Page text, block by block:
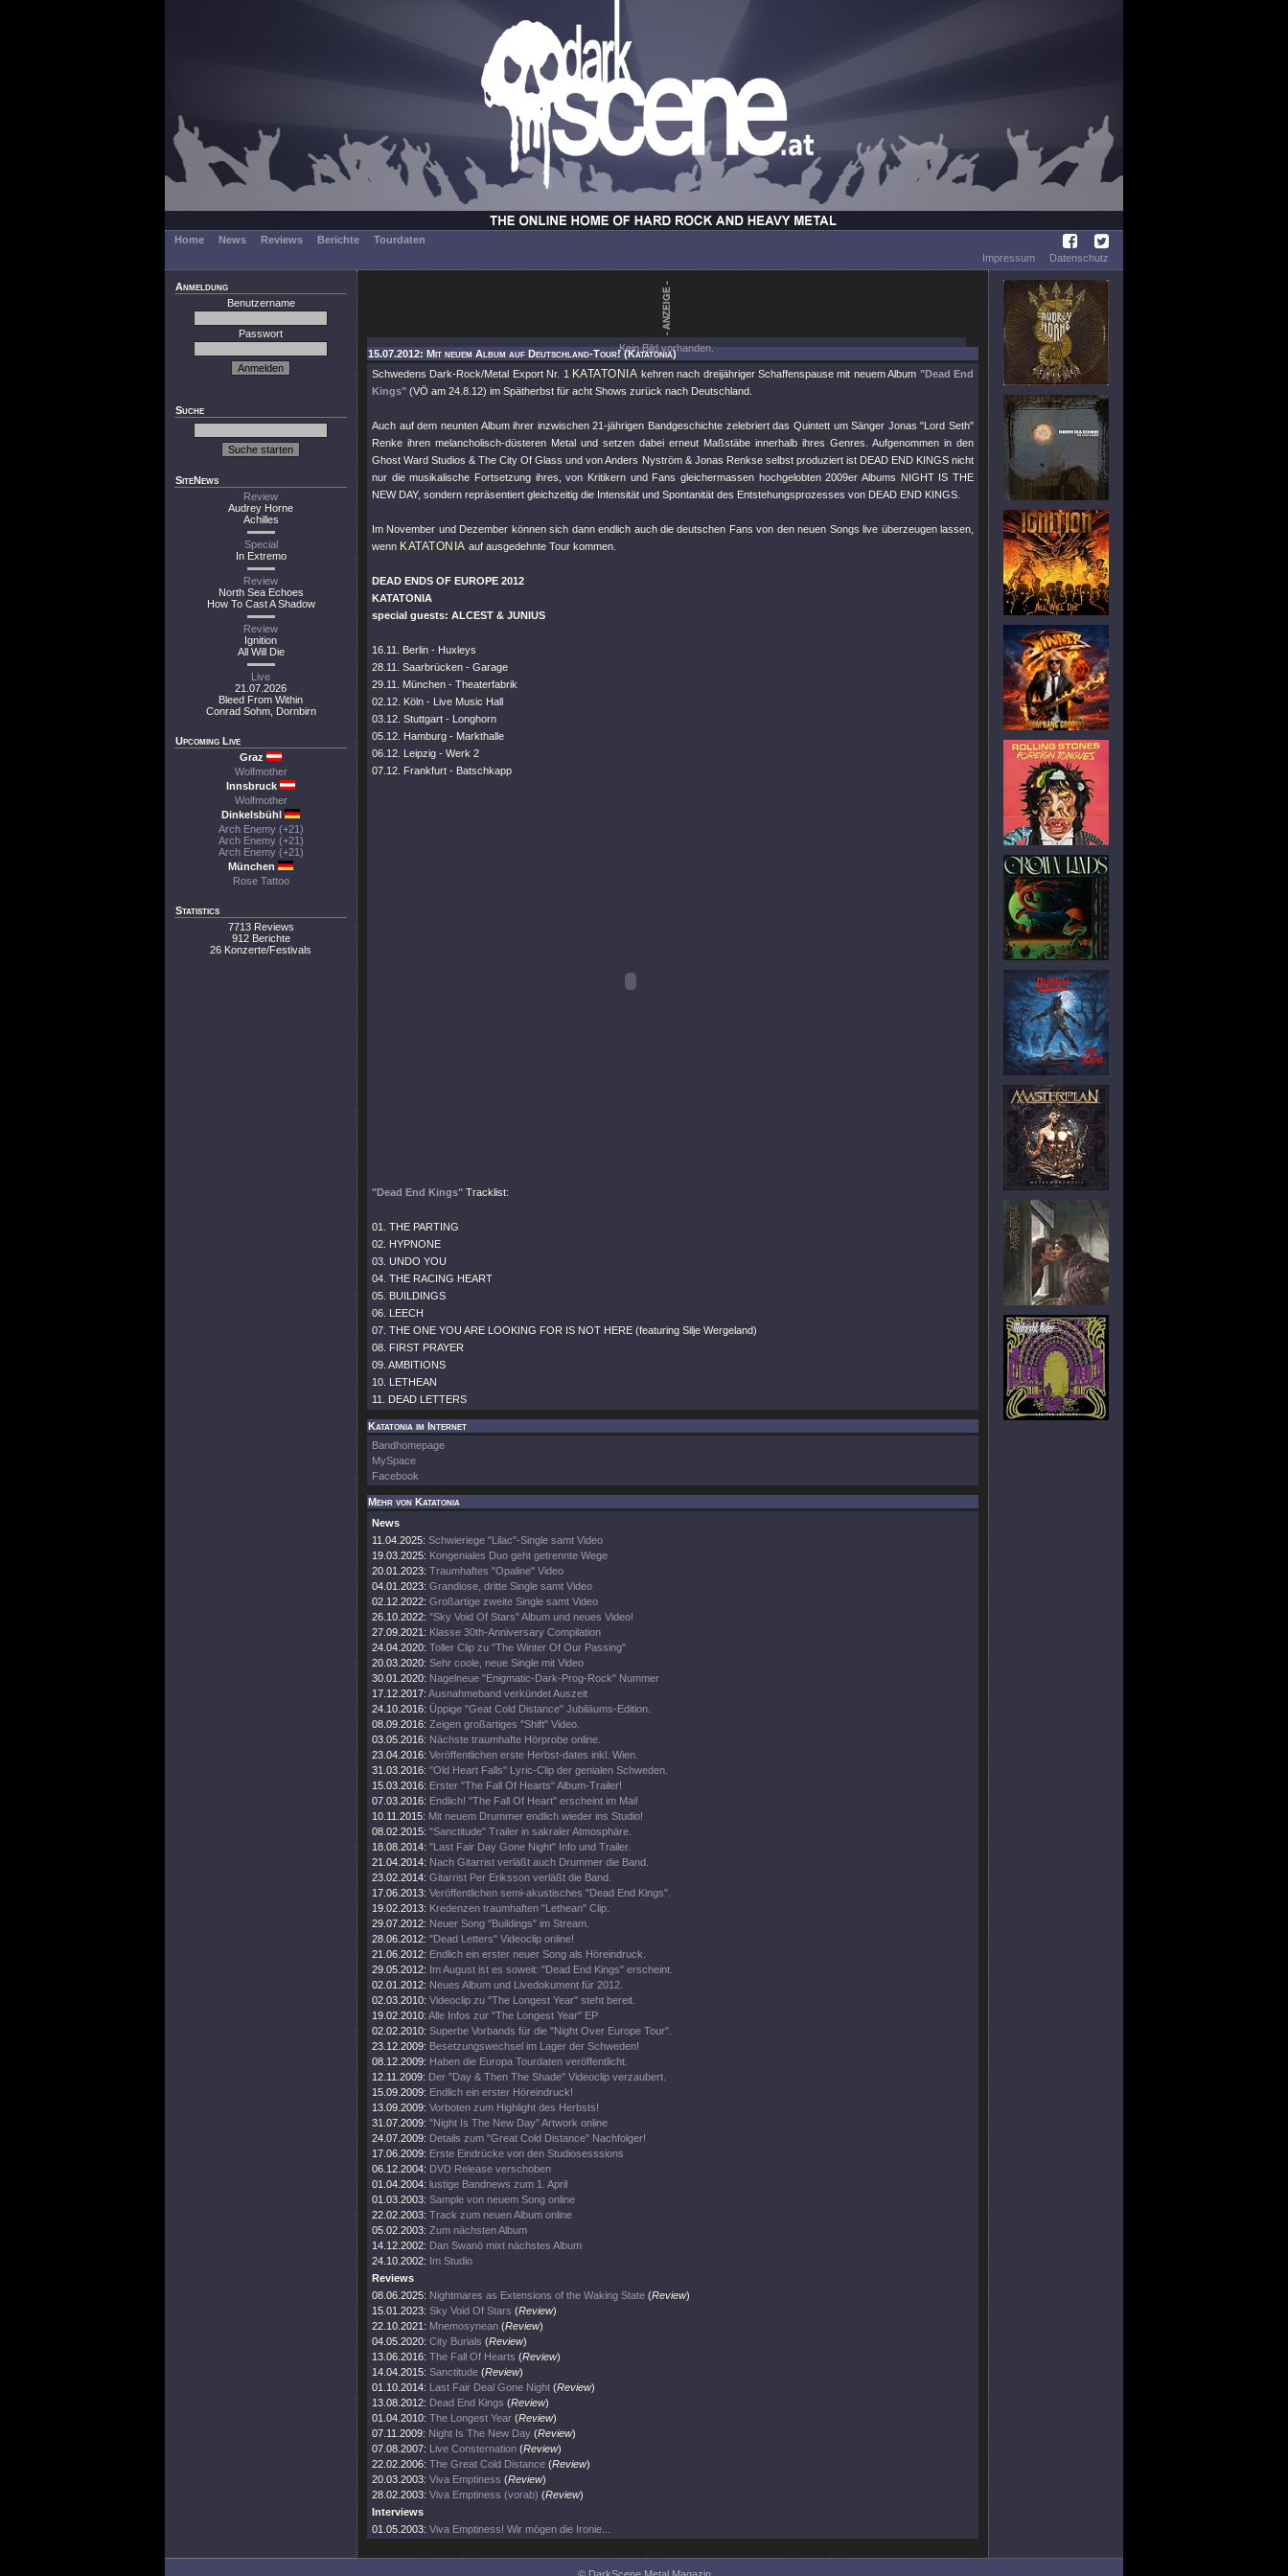
Home News Reviews Berichte
Tourdaten
Impressum
Datenschutz
Anmeldung
Benutzername
Passwort
Suche
SiteNews
Review
Audrey Horne
Achilles
Special
In Extremo
Review
North Sea Echoes
How To Cast A Shadow
Review
Ignition
All Will Die
Live
21.07.2026
Bleed From Within
Conrad Sohm, Dornbirn
Upcoming Live
Graz
Wolfmother
Innsbruck
Wolfmother
Dinkelsbühl
Arch Enemy (+21)
Arch Enemy (+21)
Arch Enemy (+21)
München
Rose Tattoo
Statistics
7713 Reviews
912 Berichte
26 Konzerte/Festivals
Kein Bild vorhanden.
15.07.2012: Mit neuem Album auf Deutschland-Tour! (Katatonia)
Schwedens Dark-Rock/Metal Export Nr. 1 KATATONIA kehren nach dreijähriger Schaffenspause mit neuem Album "Dead End
Kings" (VÖ am 24.8.12) im Spätherbst für acht Shows zurück nach Deutschland.
Auch auf dem neunten Album ihrer inzwischen 21-jährigen Bandgeschichte zelebriert das Quintett um Sänger Jonas "Lord Seth"
Renke ihren melancholisch-düsteren Metal und setzen dabei erneut Maßstäbe innerhalb ihres Genres. Aufgenommen in den
Ghost Ward Studios & The City Of Glass und von Anders Nyström & Jonas Renkse selbst produziert ist DEAD END KINGS nicht
nur die musikalische Fortsetzung ihres, von Kritikern und Fans gleichermassen hochgelobten 2009er Albums NIGHT IS THE
NEW DAY, sondern repräsentiert gleichzeitig die Intensität und Spontanität des Entstehungsprozesses von DEAD END KINGS.
Im November und Dezember können sich dann endlich auch die deutschen Fans von den neuen Songs live überzeugen lassen,
wenn KATATONIA auf ausgedehnte Tour kommen.
DEAD ENDS OF EUROPE 2012
KATATONIA
special guests: ALCEST & JUNIUS
16.11. Berlin - Huxleys
28.11. Saarbrücken - Garage
29.11. München - Theaterfabrik
02.12. Köln - Live Music Hall
03.12. Stuttgart - Longhorn
05.12. Hamburg - Markthalle
06.12. Leipzig - Werk 2
07.12. Frankfurt - Batschkapp
"Dead End Kings" Tracklist:
01. THE PARTING
02. HYPNONE
03. UNDO YOU
04. THE RACING HEART
05. BUILDINGS
06. LEECH
07. THE ONE YOU ARE LOOKING FOR IS NOT HERE (featuring Silje Wergeland)
08. FIRST PRAYER
09. AMBITIONS
10. LETHEAN
11. DEAD LETTERS
Katatonia im Internet
Bandhomepage
MySpace
Facebook
Mehr von Katatonia
News
11.04.2025: Schwieriege "Lilac"-Single samt Video
19.03.2025: Kongeniales Duo geht getrennte Wege
20.01.2023: Traumhaftes "Opaline" Video
04.01.2023: Grandiose, dritte Single samt Video
02.12.2022: Großartige zweite Single samt Video
26.10.2022: "Sky Void Of Stars" Album und neues Video!
27.09.2021: Klasse 30th-Anniversary Compilation
24.04.2020: Toller Clip zu "The Winter Of Our Passing"
20.03.2020: Sehr coole, neue Single mit Video
30.01.2020: Nagelneue "Enigmatic-Dark-Prog-Rock" Nummer
17.12.2017: Ausnahmeband verkündet Auszeit
24.10.2016: Üppige "Geat Cold Distance" Jubiläums-Edition.
08.09.2016: Zeigen großartiges "Shift" Video.
03.05.2016: Nächste traumhafte Hörprobe online.
23.04.2016: Veröffentlichen erste Herbst-dates inkl. Wien.
31.03.2016: "Old Heart Falls" Lyric-Clip der genialen Schweden.
15.03.2016: Erster "The Fall Of Hearts" Album-Trailer!
07.03.2016: Endlich! "The Fall Of Heart" erscheint im Mai!
10.11.2015: Mit neuem Drummer endlich wieder ins Studio!
08.02.2015: "Sanctitude" Trailer in sakraler Atmosphäre.
18.08.2014: "Last Fair Day Gone Night" Info und Trailer.
21.04.2014: Nach Gitarrist verläßt auch Drummer die Band.
23.02.2014: Gitarrist Per Eriksson verläßt die Band.
17.06.2013: Veröffentlichen semi-akustisches "Dead End Kings".
19.02.2013: Kredenzen traumhaften "Lethean" Clip.
29.07.2012: Neuer Song "Buildings" im Stream.
28.06.2012: "Dead Letters" Videoclip online!
21.06.2012: Endlich ein erster neuer Song als Höreindruck.
29.05.2012: Im August ist es soweit: "Dead End Kings" erscheint.
02.01.2012: Neues Album und Livedokument für 2012.
02.03.2010: Videoclip zu "The Longest Year" steht bereit.
19.02.2010: Alle Infos zur "The Longest Year" EP
02.02.2010: Superbe Vorbands für die "Night Over Europe Tour".
23.12.2009: Besetzungswechsel im Lager der Schweden!
08.12.2009: Haben die Europa Tourdaten veröffentlicht.
12.11.2009: Der "Day & Then The Shade" Videoclip verzaubert.
15.09.2009: Endlich ein erster Höreindruck!
13.09.2009: Vorboten zum Highlight des Herbsts!
31.07.2009: "Night Is The New Day" Artwork online
24.07.2009: Details zum "Great Cold Distance" Nachfolger!
17.06.2009: Erste Eindrücke von den Studiosesssions
06.12.2004: DVD Release verschoben
01.04.2004: lustige Bandnews zum 1. April
01.03.2003: Sample von neuem Song online
22.02.2003: Track zum neuen Album online
05.02.2003: Zum nächsten Album
14.12.2002: Dan Swanö mixt nächstes Album
24.10.2002: Im Studio
Reviews
08.06.2025: Nightmares as Extensions of the Waking State (Review)
15.01.2023: Sky Void Of Stars (Review)
22.10.2021: Mnemosynean (Review)
04.05.2020: City Burials (Review)
13.06.2016: The Fall Of Hearts (Review)
14.04.2015: Sanctitude (Review)
01.10.2014: Last Fair Deal Gone Night (Review)
13.08.2012: Dead End Kings (Review)
01.04.2010: The Longest Year (Review)
07.11.2009: Night Is The New Day (Review)
07.08.2007: Live Consternation (Review)
22.02.2006: The Great Cold Distance (Review)
20.03.2003: Viva Emptiness (Review)
28.02.2003: Viva Emptiness (vorab) (Review)
Interviews
01.05.2003: Viva Emptiness! Wir mögen die Ironie...